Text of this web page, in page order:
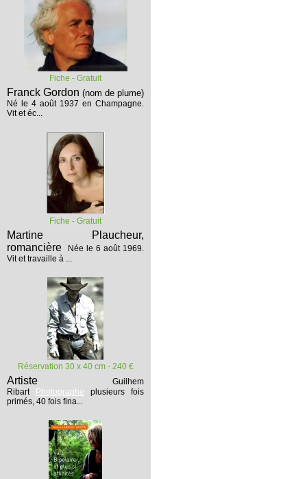
Fiche - Gratuit
Franck Gordon (nom de plume)
Né le 4 août 1937 en Champagne.
Vit et éc...
Fiche - Gratuit
Martine Plaucheur,
romancière
Née le 6 août 1969.
Vit et travaille à ...
Réservation 30 x 40 cm - 240 €
Artiste
Guilhem
Ribart
Photographe plusieurs fois
primés, 40 fois fina...